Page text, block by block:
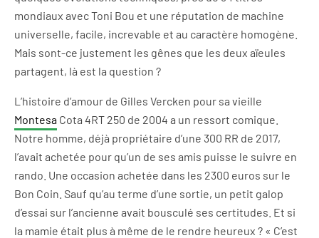
mondiaux avec Toni Bou et une réputation de machine
universelle, facile, increvable et au caractère homogène
Mais sont-ce justement les gênes que les deux aïeules
partagent, là est la question ?
L’histoire d’amour de Gilles Vercken pour sa vieille
Montesa Cota 4RT 250 de 2004 a un ressort comique.
Notre homme, déjà propriétaire d’une 300 RR de 2017,
l’avait achetée pour qu’un de ses amis puisse le suivre en
rando. Une occasion achetée dans les 2300 euros sur le
Bon Coin. Sauf qu’au terme d’une sortie, un petit galop
d’essai sur l’ancienne avait bousculé ses certitudes. Et si
la mamie était plus à même de le rendre heureux ? « C’est